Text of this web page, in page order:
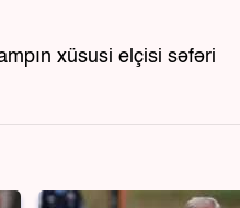
xüsusi elçisi səfəri